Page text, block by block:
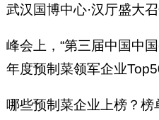
武汉国博中心·汉厅盛大召
峰会上，“第三届中国中
年度预制菜领军企业
哪些预制菜企业上榜？